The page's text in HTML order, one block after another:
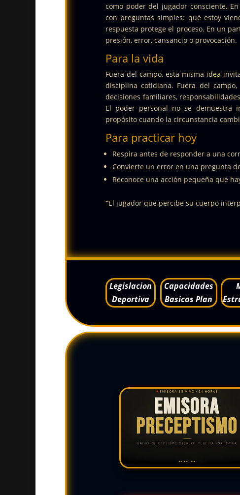
como poder del jugador consciente.
con preguntas simples: qué estoy
respuesta protege el proceso. En un
presión, error, cansancio o provocación.
Para la vida
Fuera del campo, esta misma idea
disciplina cotidiana. Fuera del
decisiones familiares,
El poder personal no se demuestra
propósito cuando la circunstancia
Para practicar hoy
Respira antes de responder a una
Convierte un error en una pregunta
Reconoce una acción pequeña que
“El jugador que percibe su cuerpo
Legislacion
Deportiva
Capacidades
Basicas Plan